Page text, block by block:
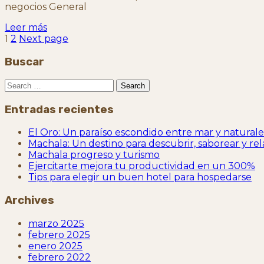
negocios General
Leer más
Paginación
de
Page
1 Page
2 Next page
Buscar
Search
Entradas recientes
El Oro: Un paraíso escondido entre mar y
Machala: Un destino para descubrir, saborear y
Machala progreso y turismo
Ejercitarte mejora tu productividad en un 300%
Tips para elegir un buen hotel para hospedarse
Archives
marzo 2025
febrero 2025
enero 2025
febrero 2022